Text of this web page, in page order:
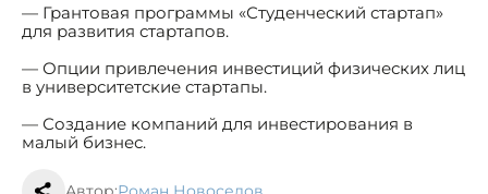
— Грантовая программы «Студенческий стартап»
для развития стартапов.
— Опции привлечения инвестиций физических лиц
в университетские стартапы.
— Создание компаний для инвестирования в
малый бизнес.